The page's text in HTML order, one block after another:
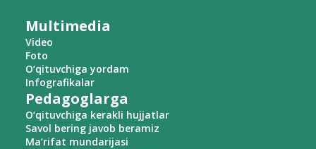
Multimedia
Video
Foto
O‘qituvchiga yordam
Infografikalar
Pedagoglarga
O‘qituvchiga kerakli hujjatlar
Savol bering javob beramiz
Ma’rifat mundarijasi